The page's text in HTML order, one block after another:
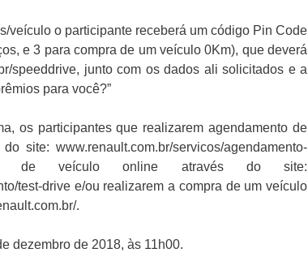
veículo o participante receberá um código Pin Code
e 3 para compra de um veículo 0Km), que deverá
speeddrive, junto com os dados ali solicitados e a
para você?”
os participantes que realizarem agendamento de
site: www.renault.com.br/servicos/agendamento-
de veículo online através do site:
test-drive e/ou realizarem a compra de um veículo
.
dezembro de 2018, às 11h00.